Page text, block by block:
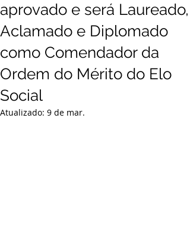
aprovado e será Laureado,
Aclamado e Diplomado
como Comendador da
Ordem do Mérito do Elo
Social
Atualizado: 9 de mar.